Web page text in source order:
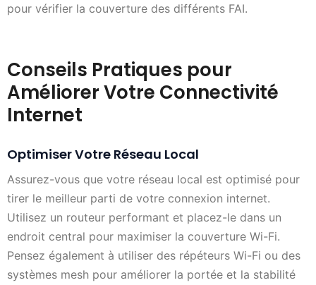
pour vérifier la couverture des différents FAI.
Conseils Pratiques pour
Améliorer Votre Connectivité
Internet
Optimiser Votre Réseau Local
Assurez-vous que votre réseau local est optimisé pour
tirer le meilleur parti de votre connexion internet.
Utilisez un routeur performant et placez-le dans un
endroit central pour maximiser la couverture Wi-Fi.
Pensez également à utiliser des répéteurs Wi-Fi ou des
systèmes mesh pour améliorer la portée et la stabilité